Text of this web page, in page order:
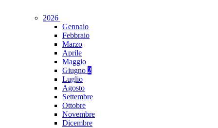
2026
Gennaio
Febbraio
Marzo
Aprile
Maggio
Giugno 2
Luglio
Agosto
Settembre
Ottobre
Novembre
Dicembre